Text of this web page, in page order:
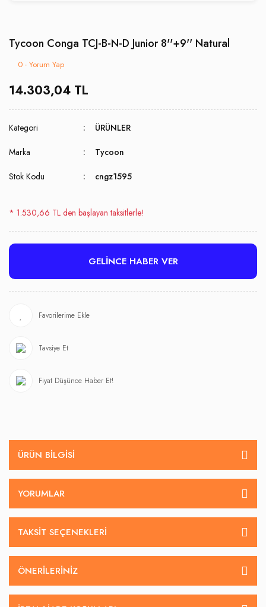
Tycoon Conga TCJ-B-N-D Junior 8''+9'' Natural
0 - Yorum Yap
14.303,04 TL
Kategori ÜRÜNLER
Marka Tycoon
Stok Kodu cngz1595
* 1.530,66 TL den başlayan taksitlerle!
GELİNCE HABER VER
Tavsiye Et
Fiyat Düşünce Haber Et!
ÜRÜN BILGISI
YORUMLAR
TAKSIT SEÇENEKLERI
ÖNERILERINIZ